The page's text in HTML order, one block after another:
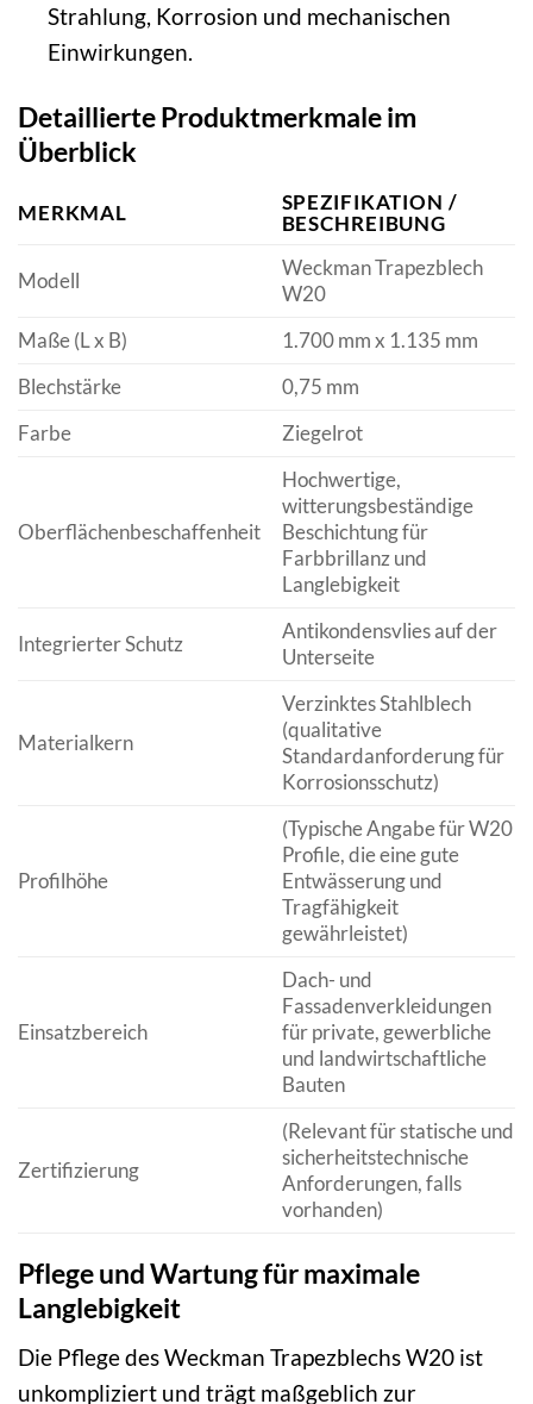
Strahlung, Korrosion und mechanischen
Einwirkungen.
Detaillierte Produktmerkmale im
Überblick
MERKMAL
SPEZIFIKATION /
BESCHREIBUNG
Modell
Weckman Trapezblech
W20
Maße (L x B)
1.700 mm x 1.135 mm
Blechstärke
0,75 mm
Farbe
Ziegelrot
Oberflächenbeschaffenheit
Hochwertige,
witterungsbeständige
Beschichtung für
Farbbrillanz und
Langlebigkeit
Integrierter Schutz
Antikondensvlies auf der
Unterseite
Materialkern
Verzinktes Stahlblech
(qualitative
Standardanforderung für
Korrosionsschutz)
Profilhöhe
(Typische Angabe für W20
Profile, die eine gute
Entwässerung und
Tragfähigkeit
gewährleistet)
Einsatzbereich
Dach- und
Fassadenverkleidungen
für private, gewerbliche
und landwirtschaftliche
Bauten
Zertifizierung
(Relevant für statische und
sicherheitstechnische
Anforderungen, falls
vorhanden)
Pflege und Wartung für maximale
Langlebigkeit
Die Pflege des Weckman Trapezblechs W20 ist
unkompliziert und trägt maßgeblich zur